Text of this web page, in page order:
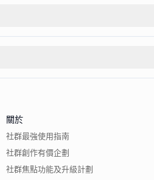
關於
社群最強使用指南
社群創作有價企劃
社群焦點功能及升級計劃